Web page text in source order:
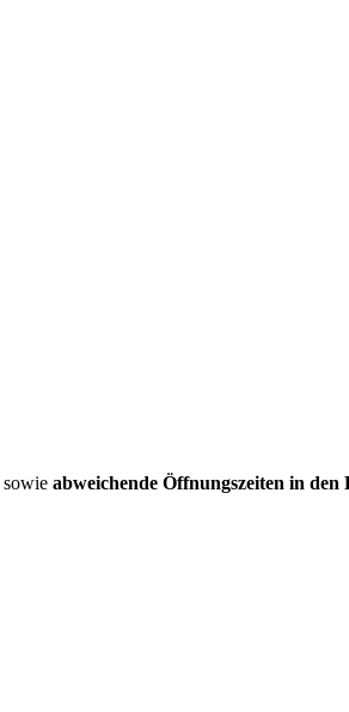
sowie abweichende Öffnungszeiten in den